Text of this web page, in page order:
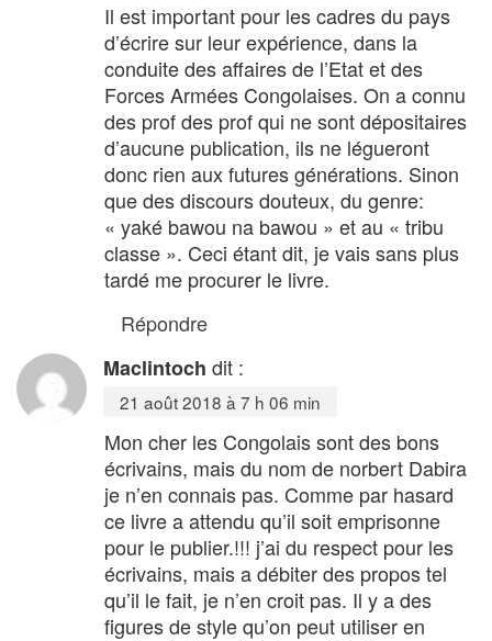
Il est important pour les cadres du pays
d’écrire sur leur expérience, dans la
conduite des affaires de l’Etat et des
Forces Armées Congolaises. On a connu
des prof des prof qui ne sont dépositaires
d’aucune publication, ils ne légueront
donc rien aux futures générations. Sinon
que des discours douteux, du genre:
« yaké bawou na bawou » et au « tribu
classe ». Ceci étant dit, je vais sans plus
tardé me procurer le livre.
Répondre
Maclintoch dit :
21 août 2018 à 7 h 06 min
Mon cher les Congolais sont des bons
écrivains, mais du nom de norbert Dabira
je n’en connais pas. Comme par hasard
ce livre a attendu qu’il soit emprisonne
pour le publier.!!! j’ai du respect pour les
écrivains, mais a débiter des propos tel
qu’il le fait, je n’en croit pas. Il y a des
figures de style qu’on peut utiliser en